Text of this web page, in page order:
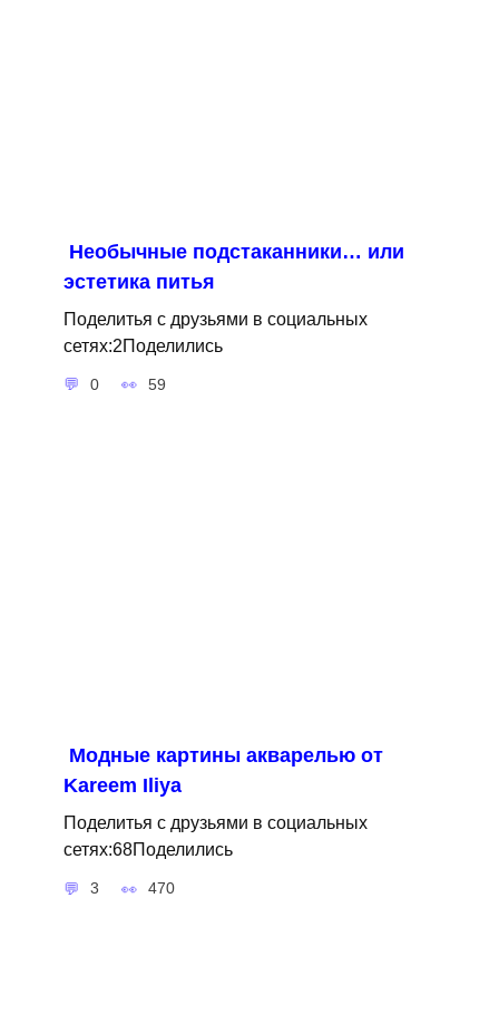
Необычные подстаканники… или
эстетика питья
Поделитья с друзьями в социальных
сетях:2Поделились
0 59
Модные картины акварелью от
Kareem Iliya
Поделитья с друзьями в социальных
сетях:68Поделились
3 470